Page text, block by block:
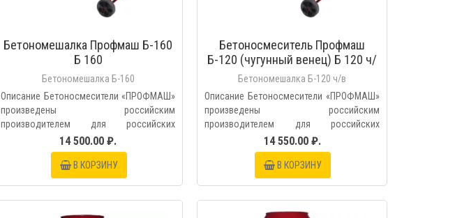
Бетономешалка Профмаш Б-160
Б 160
Бетономешалка Б-160
Описание Бетоносмесители «ПРОФМАШ»
произведены российским
производителем для российских
14 500.00 ₽.
В КОРЗИНУ
Бетоносмеситель Профмаш
Б-120 (чугунный венец) Б 120 ч/
в
Бетономешалка Б-120 ч/в
Описание Бетоносмесители «ПРОФМАШ»
произведены российским
производителем для российских
14 550.00 ₽.
В КОРЗИНУ
БЫСТРЫЙ ПРОСМОТР